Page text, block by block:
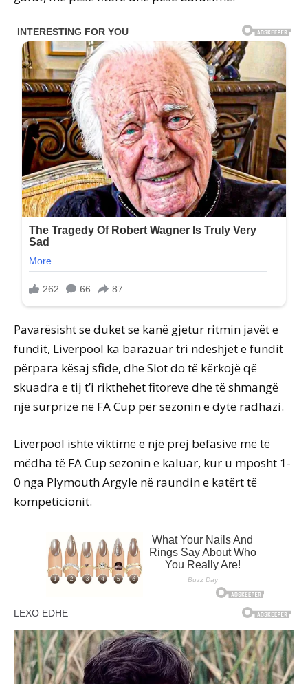
Pavarësisht se duket se kanë gjetur ritmin javët e
fundit, Liverpool ka barazuar tri ndeshjet e fundit
përpara kësaj sfide, dhe Slot do të kërkojë që
skuadra e tij t’i rikthehet fitoreve dhe të shmangë
një surprizë në FA Cup për sezonin e dytë radhazi.
Liverpool ishte viktimë e një prej befasive më të
mëdha të FA Cup sezonin e kaluar, kur u mposht 1-
0 nga Plymouth Argyle në raundin e katërt të
kompeticionit.